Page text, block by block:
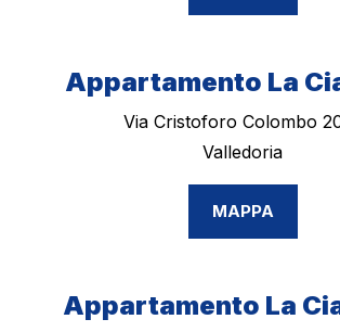
Appartamento La
Via Cristoforo Colombo
Valledoria
MAPPA
Appartamento La